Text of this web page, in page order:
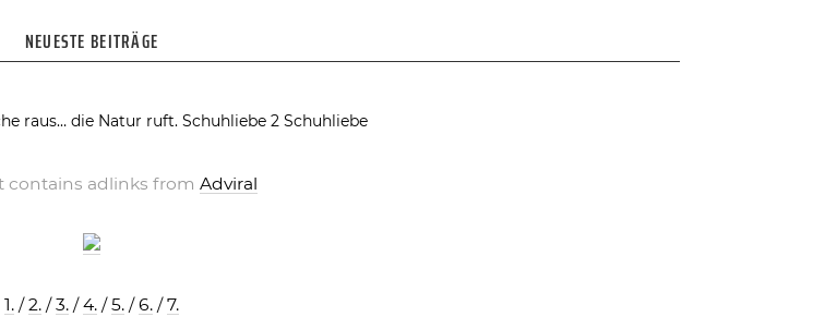
NEUESTE BEITRÄGE
raus… die Natur ruft. Schuhliebe 2 Schuhliebe
contains adlinks from Adviral
1. /2. /3. /4. /5. /6. /7.